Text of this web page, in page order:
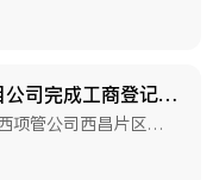
高枧两个项目公司完成工商登记注册
4月28日，华西项管公司西昌片区项目迎来阶段性重要进展：西昌国华建设项目管理有限责任公司（以下简称“西昌国华项目公司”）及西昌中所建设项目管理有限责....